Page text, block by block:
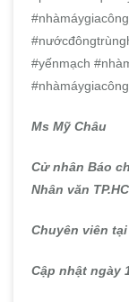
#yếnmạch
Ms Mỹ Châu
Cử nhân Báo
Nhân văn
Chuyên viên
Cập nhật ngày